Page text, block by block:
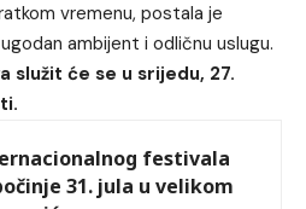
vremenu, postala je
ambijent i odličnu uslugu.
služit će se u srijedu, 27.
festivala
31. jula u velikom